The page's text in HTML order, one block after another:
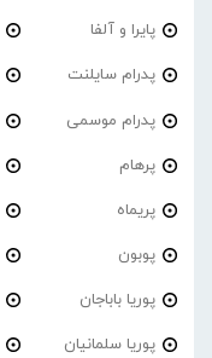
پایرا و آلفا
پدرام‌ سایلنت
پدرام موسمی
پرهام
پریماه
پوبون
پوریا باباجان
پوریا سلمانیان